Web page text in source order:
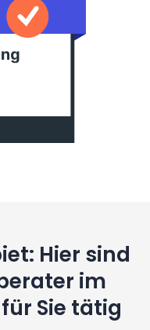
Hier sind
im
Sie tätig